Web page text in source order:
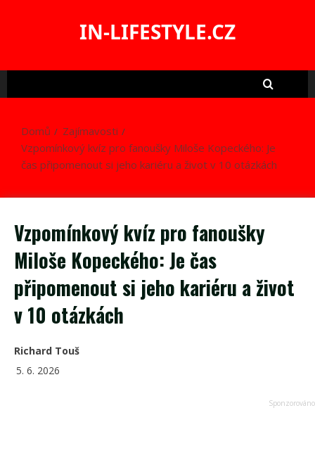
IN-LIFESTYLE.CZ
Domů
Zajímavosti
Vzpomínkový kvíz pro fanoušky Miloše Kopeckého: Je
čas připomenout si jeho kariéru a život v 10 otázkách
Vzpomínkový kvíz pro fanoušky
Miloše Kopeckého: Je čas
připomenout si jeho kariéru a život
v 10 otázkách
Richard Touš
5. 6. 2026